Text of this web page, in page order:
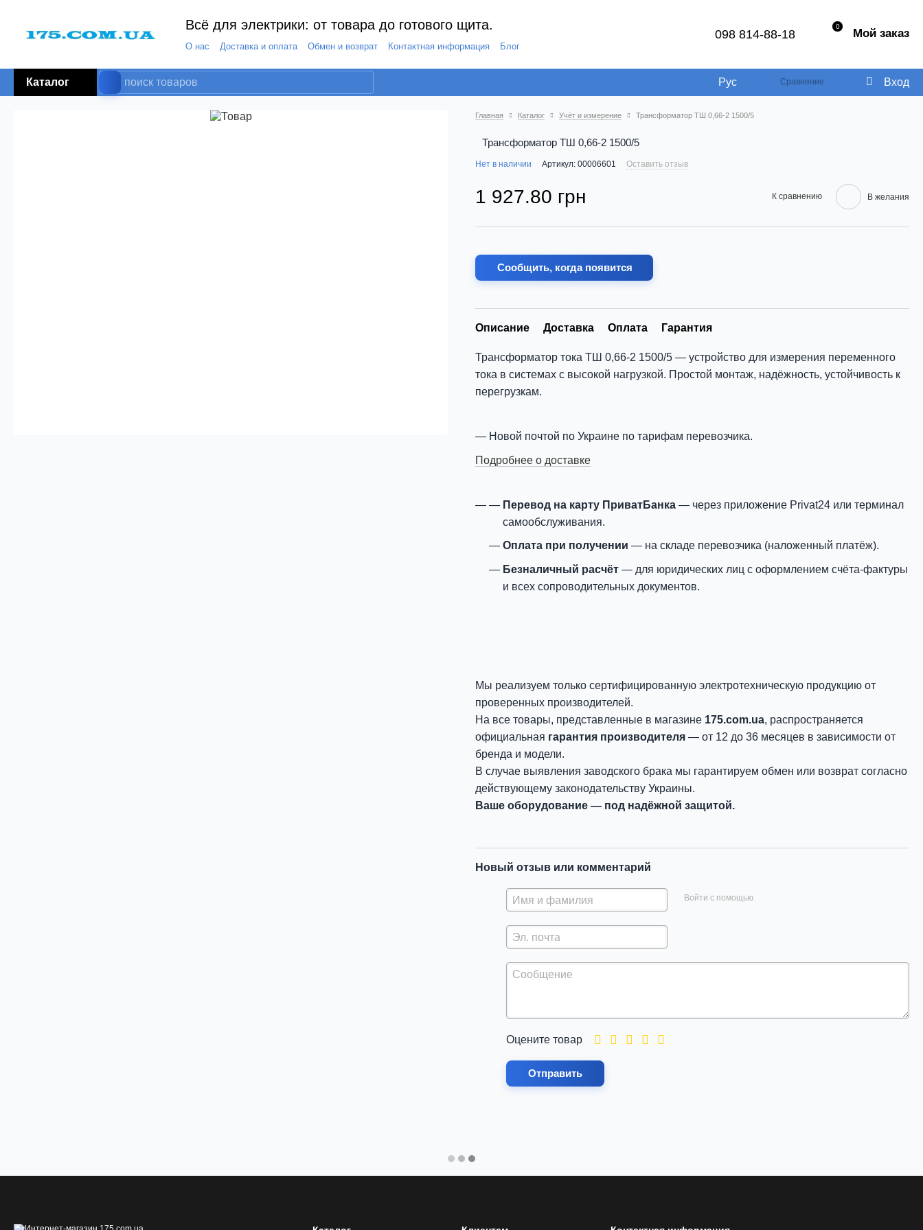
Всё для электрики: от товара до готового щита.
О нас Доставка и оплата Обмен и возврат Контактная информация Блог
098 814-88-18
0 Мой заказ
Каталог Рус Сравнение Вход
Главная Каталог Учёт и измерение Трансформатор ТШ 0,66-2 1500/5
Трансформатор ТШ 0,66-2 1500/5
Нет в наличии Артикул: 00006601 Оставить отзыв
1 927.80 грн К сравнению В желания
Сообщить, когда появится
Описание Доставка Оплата Гарантия
Трансформатор тока ТШ 0,66-2 1500/5 — устройство для измерения переменного
тока в системах с высокой нагрузкой. Простой монтаж, надёжность, устойчивость к
перегрузкам.
Новой почтой по Украине по тарифам перевозчика.
Подробнее о доставке
Перевод на карту ПриватБанка — через приложение Privat24 или терминал
самообслуживания.
Оплата при получении — на складе перевозчика (наложенный платёж).
Безналичный расчёт — для юридических лиц с оформлением счёта-фактуры
и всех сопроводительных документов.
Мы реализуем только сертифицированную электротехническую продукцию от
проверенных производителей.
На все товары, представленные в магазине 175.com.ua, распространяется
официальная гарантия производителя — от 12 до 36 месяцев в зависимости от
бренда и модели.
В случае выявления заводского брака мы гарантируем обмен или возврат согласно
действующему законодательству Украины.
Ваше оборудование — под надёжной защитой.
Новый отзыв или комментарий
Войти с помощью
Оцените товар
Отправить